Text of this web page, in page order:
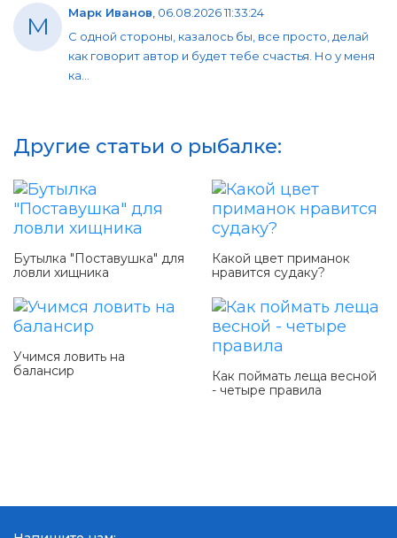
М Марк Иванов 06.08.2026 11:33:24
С одной стороны, казалось бы, все просто, делай
как говорит автор и будет тебе счастья. Но у меня
ка...
Другие статьи о рыбалке:
Бутылка "Поставушка" для
ловли хищника
Какой цвет приманок
нравится судаку?
Учимся ловить на
балансир
Как поймать леща весной
- четыре правила